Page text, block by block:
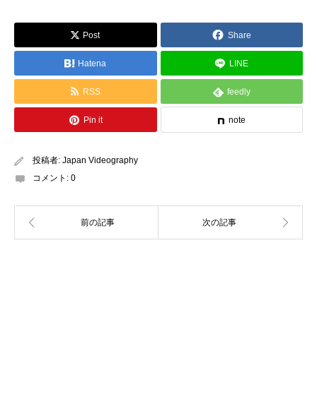
Post Share
Hatena LINE
RSS feedly
Pin it note
投稿者: Japan Videography
コメント: 0